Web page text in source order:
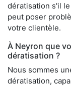
dératisation s'il
peut poser
votre clientèle.
À Neyron que
dératisation ?
Nous sommes
dératisation,